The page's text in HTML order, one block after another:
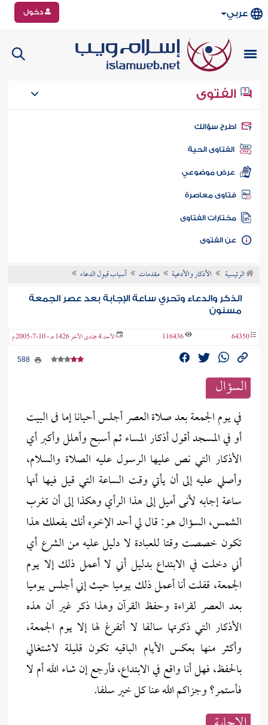
عربي دخول
الفتوى
سؤالك
الفتاوى الحية
عرض موضوعي
فتاوى معاصرة
مختارات الفتاوى
الفتوى
الرئيسية الأذكار والأدعية مقدمات أسباب قبول الدعاء
الذكر والدعاء وتحري ساعة الإجابة بعد عصر الجمعة
مسنون
64350
116436 الأحد 4 جمادى الآخر 1426 هـ - 10-7-2005 م
السؤال
في يوم الجمعة بعد صلاة العصر أجلس أحيانا إما فى البيت
أو في المسجد أقول أذكار المساء ثم أسبح وأهلل وأكبر أي
الأذكار التي نص عليها الرسول عليه الصلاة والسلام،
وأصلي عليه إلى أن يأتي وقت الساعة التي قيل فيها أنها
ساعة إجابه لأنى أميل إلى هذا الرأي وهكذا إلى أن تغرب
الشمس، السؤال هو: قال لي أحد الإخوه أنك بفعلك هذا
تكون خصصت وقتا للعبادة لا دليل عليه من الشرع أي
أني دخلت في الابتداع بدليل أني لا أعمل ذلك إلا يوم
الجمعة، قفلت أنا أعمل ذلك يوميا حيث إني أجلس يوميا
بعد العصر لقراءة وحفظ القرآن وهذا ذكر غير أن هذه
الأذكار التي ذكرتها سالفا لا أتفرغ لها إلا يوم الجمعة،
وأكثر منها بعكس الأيام الباقيه تكون قليلة لاشتغالي
بالحفظ، فهل أنا واقع في الابتداع، فأرجع إن شاء الله أم لا
فأستمر؟ وجزاكم الله عنا كل خير سلفا.